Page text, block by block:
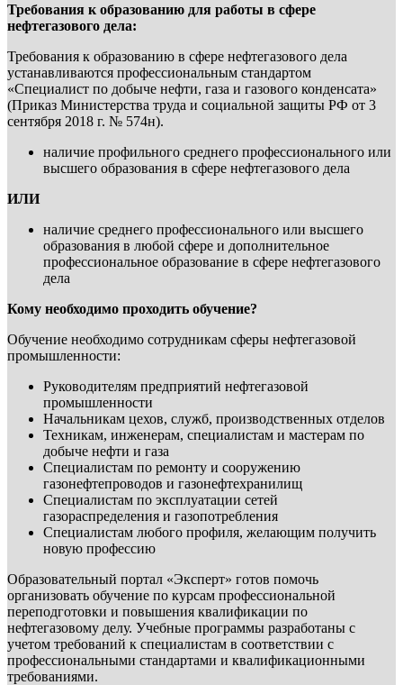
Требования к образованию для работы в сфере
нефтегазового дела:
Требования к образованию в сфере нефтегазового дела
устанавливаются профессиональным стандартом
«Специалист по добыче нефти, газа и газового конденсата»
(Приказ Министерства труда и социальной защиты РФ от 3
сентября 2018 г. № 574н).
наличие профильного среднего профессионального или
высшего образования в сфере нефтегазового дела
ИЛИ
наличие среднего профессионального или высшего
образования в любой сфере и дополнительное
профессиональное образование в сфере нефтегазового
дела
Кому необходимо проходить обучение?
Обучение необходимо сотрудникам сферы нефтегазовой
промышленности:
Руководителям предприятий нефтегазовой
промышленности
Начальникам цехов, служб, производственных отделов
Техникам, инженерам, специалистам и мастерам по
добыче нефти и газа
Специалистам по ремонту и сооружению
газонефтепроводов и газонефтехранилищ
Специалистам по эксплуатации сетей
газораспределения и газопотребления
Специалистам любого профиля, желающим получить
новую профессию
Образовательный портал «Эксперт» готов помочь
организовать обучение по курсам профессиональной
переподготовки и повышения квалификации по
нефтегазовому делу. Учебные программы разработаны с
учетом требований к специалистам в соответствии с
профессиональными стандартами и квалификационными
требованиями.